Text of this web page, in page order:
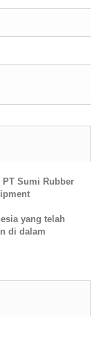
PT Sumi Rubber
yang telah
di dalam